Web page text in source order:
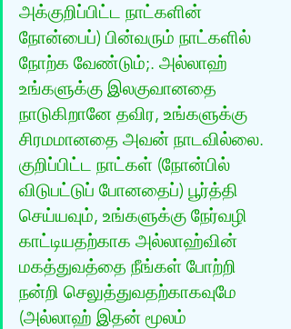
அக்குறிப்பிட்ட நாட்களின்
நோன்பைப்) பின்வரும் நாட்களில்
நோற்க வேண்டும்;. அல்லாஹ்
உங்களுக்கு இலகுவானதை
நாடுகிறானே தவிர, உங்களுக்கு
சிரமமானதை அவன் நாடவில்லை.
குறிப்பிட்ட நாட்கள் (நோன்பில்
விடுபட்டுப் போனதைப்) பூர்த்தி
செய்யவும், உங்களுக்கு நேர்வழி
காட்டியதற்காக அல்லாஹ்வின்
மகத்துவத்தை நீங்கள் போற்றி
நன்றி செலுத்துவதற்காகவுமே
(அல்லாஹ் இதன் மூலம்